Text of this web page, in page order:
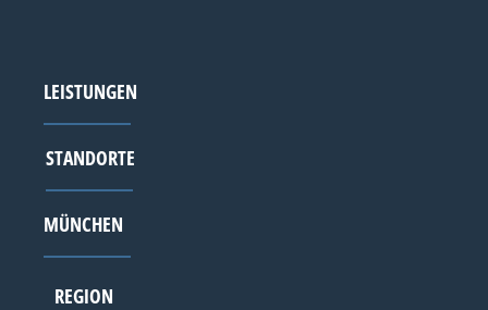
LEISTUNGEN
STANDORTE
MÜNCHEN
REGION